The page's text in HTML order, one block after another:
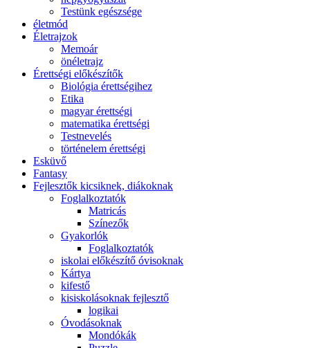
Testünk egészsége
életmód
Életrajzok
Memoár
önéletrajz
Érettségi előkészítők
Biológia érettségihez
Etika
magyar érettségi
matematika érettségi
Testnevelés
történelem érettségi
Esküvő
Fantasy
Fejlesztők kicsiknek, diákoknak
Foglalkoztatók
Matricás
Színezők
Gyakorlók
Foglalkoztatók
iskolai előkészítő óvisoknak
Kártya
kifestő
kisiskolásoknak fejlesztő
logikai
Óvodásoknak
Mondókák